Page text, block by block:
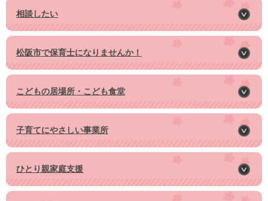
相談したい
松阪市で保育士になりませんか！
こどもの居場所・こども食堂
子育てにやさしい事業所
ひとり親家庭支援